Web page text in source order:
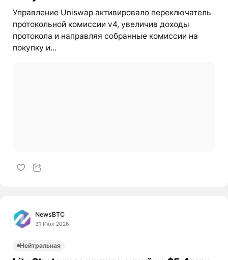
Управление Uniswap активировало переключатель
протокольной комиссии v4, увеличив доходы
протокола и направляя собранные комиссии на
покупку и...
NewsBTC
31 Июл 2026
Нейтральная